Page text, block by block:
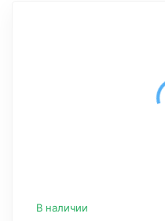
В наличии